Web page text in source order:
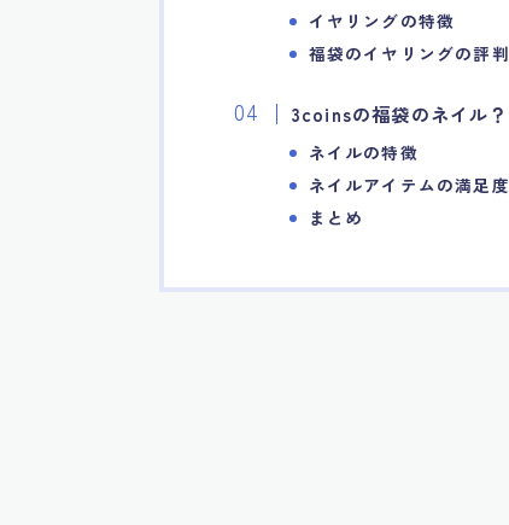
イヤリングの特徴
福袋のイヤリングの評判
3coinsの福袋のネイル？
ネイルの特徴
ネイルアイテムの満足度
まとめ